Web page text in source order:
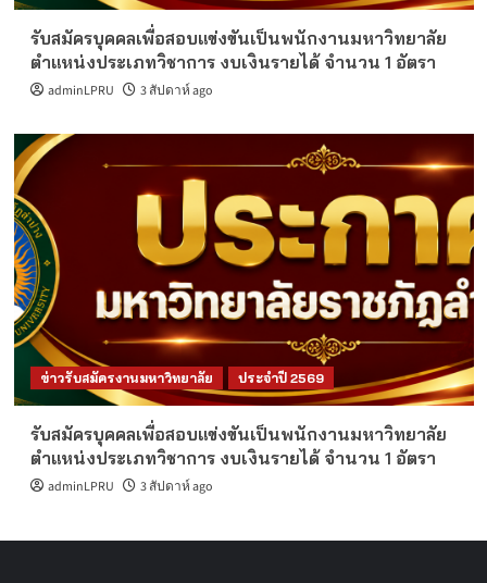
รับสมัครบุคคลเพื่อสอบแข่งขันเป็นพนักงานมหาวิทยาลัย
ตำแหน่งประเภทวิชาการ งบเงินรายได้ จำนวน 1 อัตรา
adminLPRU 3 สัปดาห์ ago
ข่าวรับสมัครงานมหาวิทยาลัย ประจำปี 2569
รับสมัครบุคคลเพื่อสอบแข่งขันเป็นพนักงานมหาวิทยาลัย
ตำแหน่งประเภทวิชาการ งบเงินรายได้ จำนวน 1 อัตรา
adminLPRU 3 สัปดาห์ ago